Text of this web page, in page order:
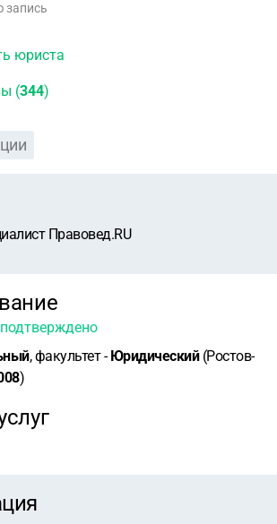
запись
юриста
(344)
Правовед.RU
, факультет -Юридический(Ростов-
)